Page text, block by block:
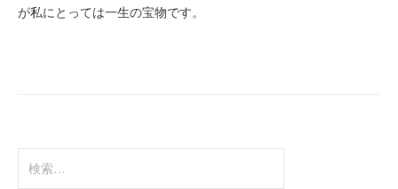
が私にとっては一生の宝物です。
索: